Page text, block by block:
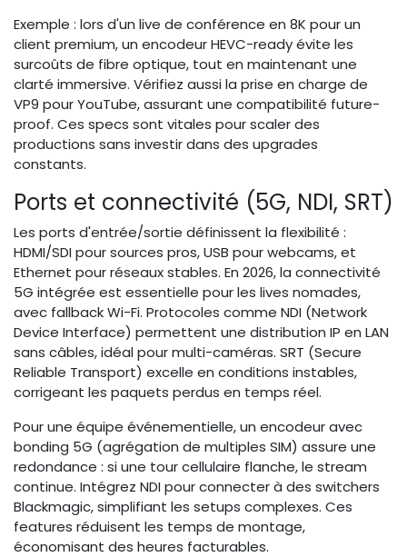
Exemple : lors d'un live de conférence en 8K pour un
client premium, un encodeur HEVC-ready évite les
surcoûts de fibre optique, tout en maintenant une
clarté immersive. Vérifiez aussi la prise en charge de
VP9 pour YouTube, assurant une compatibilité future-
proof. Ces specs sont vitales pour scaler des
productions sans investir dans des upgrades
constants.
Ports et connectivité (5G, NDI, SRT)
Les ports d'entrée/sortie définissent la flexibilité :
HDMI/SDI pour sources pros, USB pour webcams, et
Ethernet pour réseaux stables. En 2026, la connectivité
5G intégrée est essentielle pour les lives nomades,
avec fallback Wi-Fi. Protocoles comme NDI (Network
Device Interface) permettent une distribution IP en LAN
sans câbles, idéal pour multi-caméras. SRT (Secure
Reliable Transport) excelle en conditions instables,
corrigeant les paquets perdus en temps réel.
Pour une équipe événementielle, un encodeur avec
bonding 5G (agrégation de multiples SIM) assure une
redondance : si une tour cellulaire flanche, le stream
continue. Intégrez NDI pour connecter à des switchers
Blackmagic, simplifiant les setups complexes. Ces
features réduisent les temps de montage,
économisant des heures facturables.